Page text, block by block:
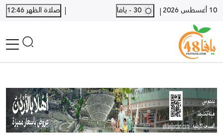
10 أغسطس 2026 |
| صلاة الظهر 12:46
أخبار محلية
أخبار يافا
SHORTS
أخبار اللد والرملة